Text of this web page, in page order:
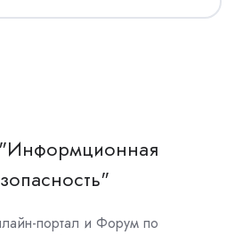
портал и Форум по